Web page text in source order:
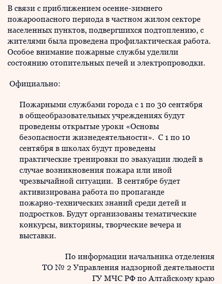
В связи с приближением осенне-зимнего
пожароопасного периода в частном жилом секторе
населенных пунктов, подвергшихся подтоплению, с
жителями была проведена профилактическая работа.
Особое внимание пожарные службы уделили
состоянию отопительных печей и электропроводки.
Официально:
Пожарными службами города с 1 по 30 сентября
в общеобразовательных учреждениях будут
проведены открытые уроки «Основы
безопасности жизнедеятельности». С 1 по 10
сентября в школах будут проведены
практические тренировки по эвакуации людей в
случае возникновения пожара или иной
чрезвычайной ситуации. В сентябре будет
активизирована работа по пропаганде
пожарно-технических знаний среди детей и
подростков. Будут организованы тематические
конкурсы, викторины, творческие вечера и
выставки.
По информации начальника отделения
ТО № 2 Управления надзорной деятельности
ГУ МЧС РФ по Алтайскому краю